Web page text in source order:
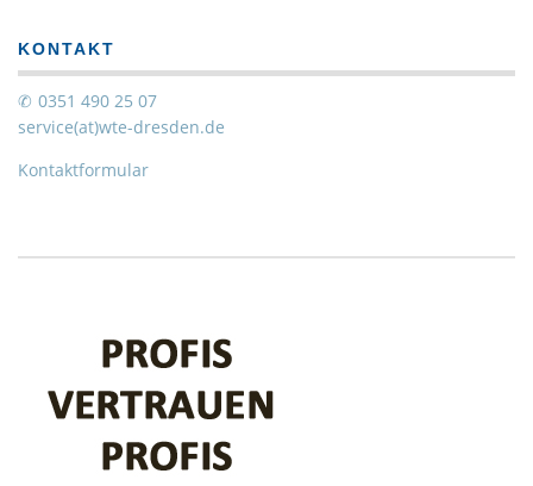
KONTAKT
0351 490 25 07
service(at)wte-dresden.de
Kontaktformular